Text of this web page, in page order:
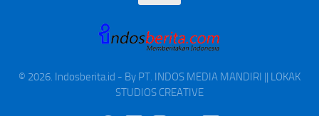
© 2026. Indosberita.id - By PT. INDOS MEDIA MANDIRI || LOKAK
STUDIOS CREATIVE